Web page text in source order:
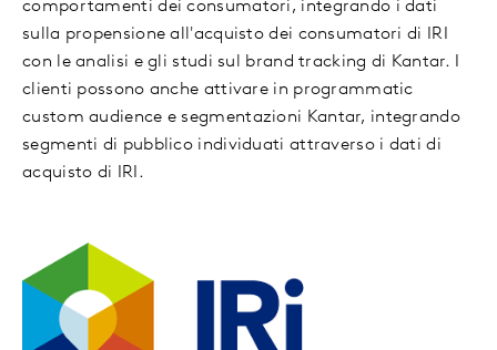
comportamenti dei consumatori, integrando i dati
sulla propensione all'acquisto dei consumatori di IRI
con le analisi e gli studi sul brand tracking di Kantar. I
clienti possono anche attivare in programmatic
custom audience e segmentazioni Kantar, integrando
segmenti di pubblico individuati attraverso i dati di
acquisto di IRI.